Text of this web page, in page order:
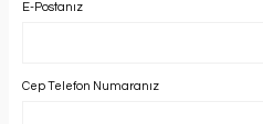
E-Postanız
Cep Telefon Numaranız